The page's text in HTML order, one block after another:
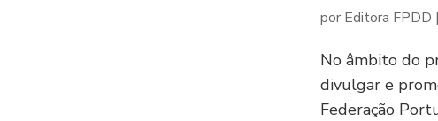
por Editora FPDD |
No âmbito do
divulgar e
Federação